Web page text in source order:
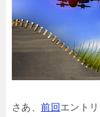
さあ、前回 エント